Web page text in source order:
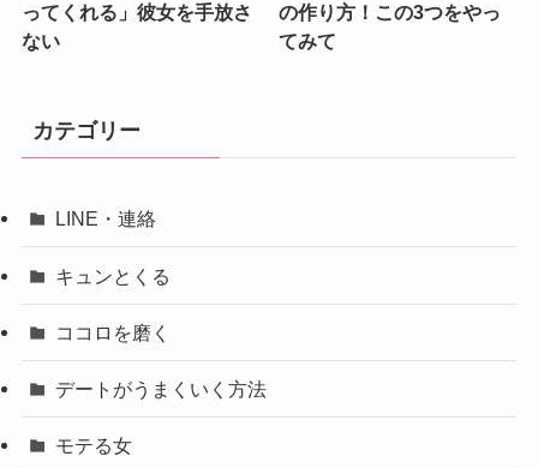
ってくれる」彼女を手放さ
ない
の作り方！この3つをやっ
てみて
カテゴリー
LINE・連絡
キュンとくる
ココロを磨く
デートがうまくいく方法
モテる女